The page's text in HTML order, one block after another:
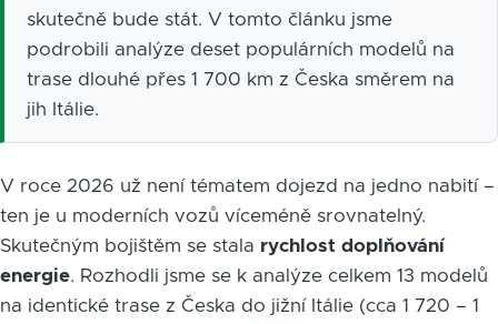
skutečně bude stát. V tomto článku jsme
podrobili analýze deset populárních modelů na
trase dlouhé přes 1 700 km z Česka směrem na
jih Itálie.
V roce 2026 už není tématem dojezd na jedno nabití –
ten je u moderních vozů víceméně srovnatelný.
Skutečným bojištěm se stala rychlost doplňování
energie. Rozhodli jsme se k analýze celkem 13 modelů
na identické trase z Česka do jižní Itálie (cca 1 720 – 1